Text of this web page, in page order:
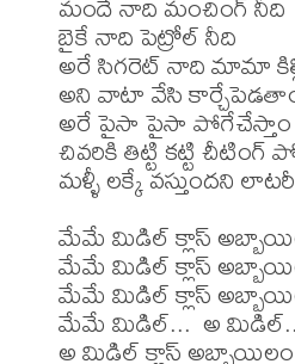
బైకే నాది పెట్రోల్ నీది
అరే సిగరెట్ నాది మామా
అని వాటా వేసి
అరే పైసా పైసా పోగేచేస్తాం
చివరికి తిట్టి కట్టి
మళ్ళీ లక్కే వస్తుందని
మేమే మిడిల్ క్లాస్
మేమే మిడిల్ క్లాస్
మేమే మిడిల్ క్లాస్
మేమే మిడిల్...  అ
అ మిడిల్ క్లాస్ అబ్బాయిలం